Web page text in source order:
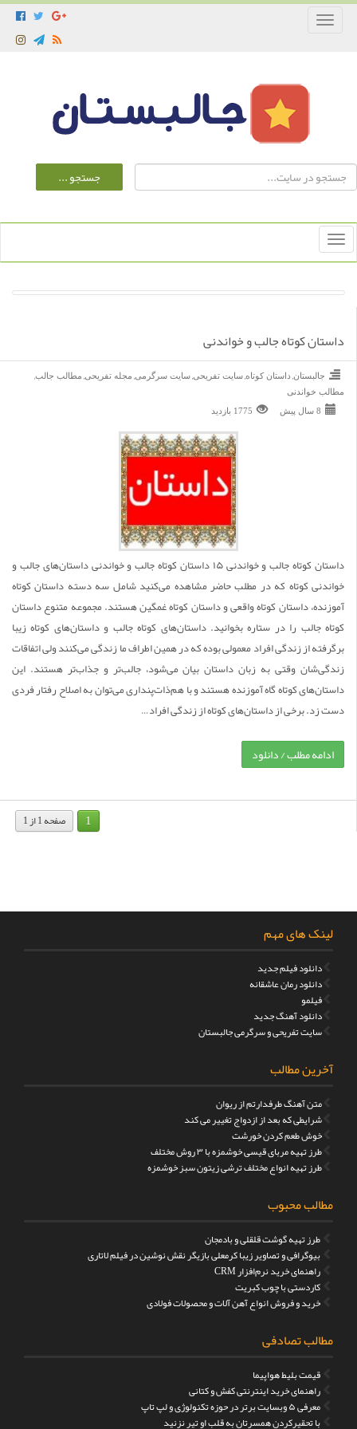
Toggle
Toggle
navigation
داستان کوتاه جالب و خواندنی
جالبستان, داستان کوتاه,سایت تفریحی,سایت سرگرمی, مجله تفریحی, مطالب جالب,
مطالب خواندنی
8 سال پیش
1775 بازديد
داستان کوتاه جالب و خواندنی ۱۵ داستان کوتاه جالب و خواندنی داستان‌های جالب و
خواندنی کوتاه که در مطلب حاضر مشاهده می‌کنید شامل سه دسته داستان کوتاه
آموزنده، داستان کوتاه واقعی و داستان کوتاه غمگین هستند. مجموعه متنوع داستان
کوتاه جالب را در ستاره بخوانید. داستان‌‌های کوتاه جالب و داستان‌های کوتاه زیبا
برگرفته از زندگی افراد معمولی بوده که در همین اطراف ما زندگی می‌کنند ولی اتفاقات
زندگی‌شان وقتی به زبان داستان بیان می‌شود، جالب‌تر و جذاب‌تر هستند. این
داستان‌های کوتاه گاه آموزنده هستند و با هم‌ذات‌پنداری می‌توان به اصلاح رفتار فردی
دست زد. برخی از داستان‌های کوتاه از زندگی افراد…
ادامه مطلب / دانلود
صفحه 1 از 1 1
لینک های مهم
دانلود فیلم جدید
دانلود رمان عاشقانه
فیلمو
دانلود آهنگ جدید
سایت تفریحی و سرگرمی جالبستان
آخرین مطالب
متن آهنگ طرفدارتم از ریوان
شرایطی که بعد از ازدواج تغییر می کند
خوش طعم کردن خورشت
طرز تهیه مربای قیسی خوشمزه با ۳ روش مختلف
طرز تهیه انواع مختلف ترشی زیتون سبز خوشمزه
مطالب محبوب
طرز تهیه گوشت قلقلی و بادمجان
بیوگرافی و تصاویر زیبا کرمعلی بازیگر نقش نوشین در فیلم لاتاری
راهنمای خرید نرم‌افزار CRM
کاردستی با چوب کبریت
خرید و فروش انواع آهن آلات و محصولات فولادی
مطالب تصادفی
قیمت بلیط هواپیما
راهنمای خرید اینترنتی کفش و کتانی
معرفی ۵ وبسایت برتر در حوزه تکنولوژی و لپ تاپ
با تحقیرکردن همسرتان به قلب او تیر نزنید